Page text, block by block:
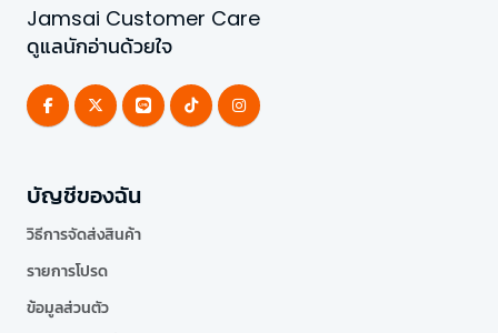
Jamsai Customer Care
ดูแลนักอ่านด้วยใจ
บัญชีของฉัน
วิธีการจัดส่งสินค้า
รายการโปรด
ข้อมูลส่วนตัว